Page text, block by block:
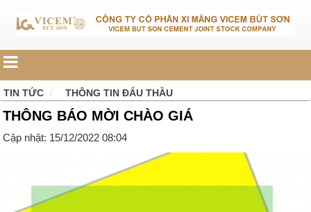
TIN TỨC THÔNG TIN ĐẤU THẦU
THÔNG BÁO MỜI CHÀO GIÁ
Cập nhật: 15/12/2022 08:04